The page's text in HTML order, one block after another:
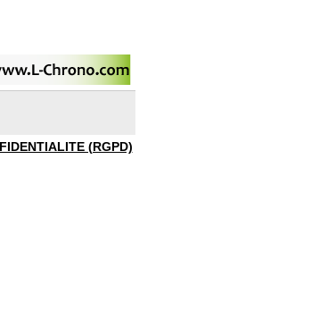
(RGPD)